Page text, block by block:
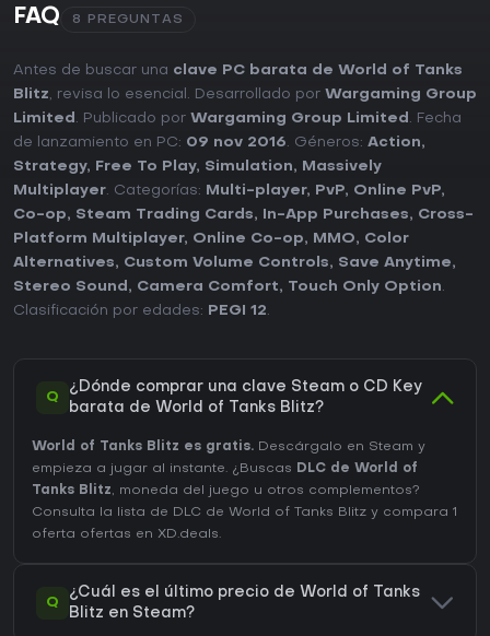
FAQ 8 PREGUNTAS
Antes de buscar una clave PC barata de World of Tanks
Blitz, revisa lo esencial. Desarrollado por Wargaming Group
Limited . Publicado por Wargaming Group Limited . Fecha
de lanzamiento en PC: 09 nov 2016. Géneros: Action,
Strategy, Free To Play, Simulation,
Massively
Multiplayer. Categorías: Multi-player, PvP, Online PvP,
Co-op, Steam Trading Cards, In-App Purchases, Cross-
Platform Multiplayer, Online Co-op, MMO, Color
Alternatives, Custom Volume Controls, Save Anytime,
Stereo Sound , Camera Comfort, Touch Only Option.
Clasificación por edades:
PEGI 12.
Q
¿Dónde comprar una clave Steam o CD Key
barata de World of Tanks Blitz?
World of Tanks Blitz es gratis. Descárgalo en Steam y
empieza a jugar al instante. ¿Buscas DLC de World of
Tanks Blitz, moneda del juego u otros complementos?
Consulta la lista de DLC de World of Tanks Blitz y compara 1
oferta ofertas en XD.deals.
Q
¿Cuál es el último precio de World of Tanks
Blitz en Steam?